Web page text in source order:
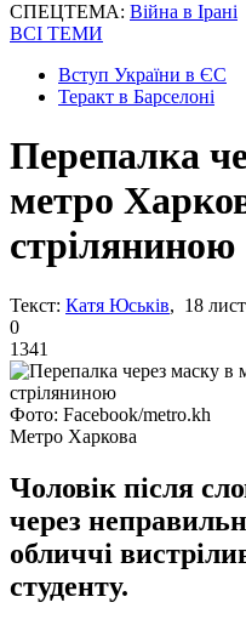
СПЕЦТЕМА: Війна в Ірані
ВСІ ТЕМИ
Вступ України в ЄС
Теракт в Барселоні
Перепалка
метро
стріляниною
Текст: Катя Юськів, 18
0
1341
Фото: Facebook/metro.kh
Метро Харкова
Чоловік після
через
обличчі
студенту.